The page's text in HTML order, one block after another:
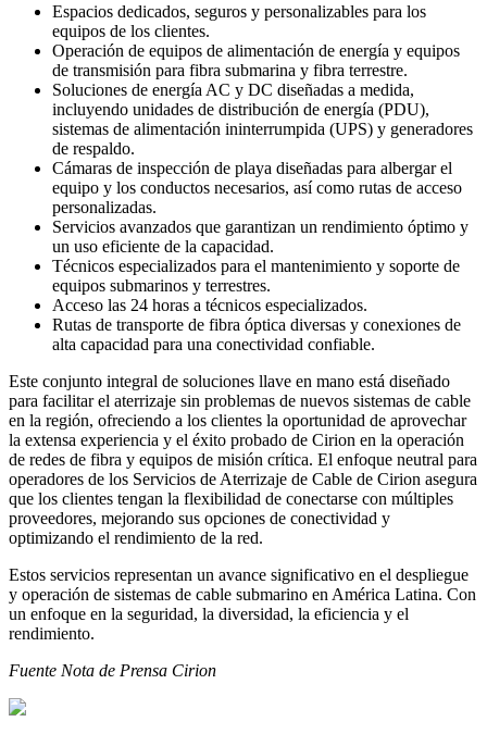
Espacios dedicados, seguros y personalizables para los
equipos de los clientes.
Operación de equipos de alimentación de energía y equipos
de transmisión para fibra submarina y fibra terrestre.
Soluciones de energía AC y DC diseñadas a medida,
incluyendo unidades de distribución de energía (PDU),
sistemas de alimentación ininterrumpida (UPS) y generadores
de respaldo.
Cámaras de inspección de playa diseñadas para albergar el
equipo y los conductos necesarios, así como rutas de acceso
personalizadas.
Servicios avanzados que garantizan un rendimiento óptimo y
un uso eficiente de la capacidad.
Técnicos especializados para el mantenimiento y soporte de
equipos submarinos y terrestres.
Acceso las 24 horas a técnicos especializados.
Rutas de transporte de fibra óptica diversas y conexiones de
alta capacidad para una conectividad confiable.
Este conjunto integral de soluciones llave en mano está diseñado
para facilitar el aterrizaje sin problemas de nuevos sistemas de cable
en la región, ofreciendo a los clientes la oportunidad de aprovechar
la extensa experiencia y el éxito probado de Cirion en la operación
de redes de fibra y equipos de misión crítica. El enfoque neutral para
operadores de los Servicios de Aterrizaje de Cable de Cirion asegura
que los clientes tengan la flexibilidad de conectarse con múltiples
proveedores, mejorando sus opciones de conectividad y
optimizando el rendimiento de la red.
Estos servicios representan un avance significativo en el despliegue
y operación de sistemas de cable submarino en América Latina. Con
un enfoque en la seguridad, la diversidad, la eficiencia y el
rendimiento.
Fuente Nota de Prensa Cirion